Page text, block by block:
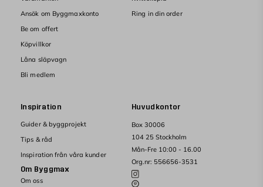
Huvudkontor
Box 30006
104 25 Stockholm
Mån-Fre 10:00 - 16.00
Org.nr: 556656-3531
Ansök om Byggmaxkonto
Be om offert
Köpvillkor
Låna släpvagn
Bli medlem
Ring in din order
Inspiration
Guider & byggprojekt
Tips & råd
Inspiration från våra kunder
Om Byggmax
Om oss